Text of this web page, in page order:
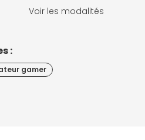
Voir les modalités
:
gamer